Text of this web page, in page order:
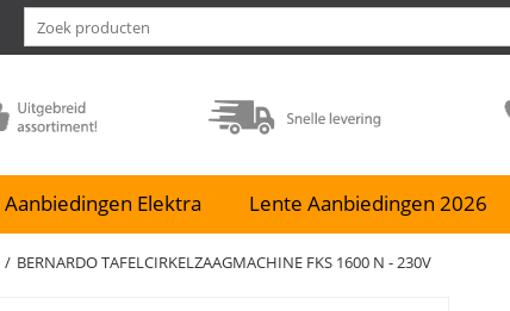
Aanbiedingen Elektra Lente Aanbiedingen 2026
/ BERNARDO TAFELCIRKELZAAGMACHINE FKS 1600 N - 230V